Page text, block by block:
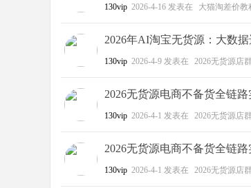
130vip 2026-4-16 发表在 大猫淘差价教
2026年AI淘宝无货源：大数
130vip 2026-4-9 发表在 2026无货源店
2026无货源电商不备货全链
130vip 2026-4-1 发表在 2026无货源店
2026无货源电商不备货全链
130vip 2026-4-1 发表在 2026无货源店